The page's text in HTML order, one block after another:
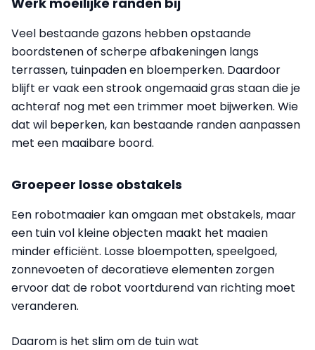
Veel bestaande gazons hebben opstaande
boordstenen of scherpe afbakeningen langs
terrassen, tuinpaden en bloemperken. Daardoor
blijft er vaak een strook ongemaaid gras staan die je
achteraf nog met een trimmer moet bijwerken. Wie
dat wil beperken, kan bestaande randen aanpassen
met een maaibare boord.
Groepeer losse obstakels
Een robotmaaier kan omgaan met obstakels, maar
een tuin vol kleine objecten maakt het maaien
minder efficiënt. Losse bloempotten, speelgoed,
zonnevoeten of decoratieve elementen zorgen
ervoor dat de robot voortdurend van richting moet
veranderen.
Daarom is het slim om de tuin wat